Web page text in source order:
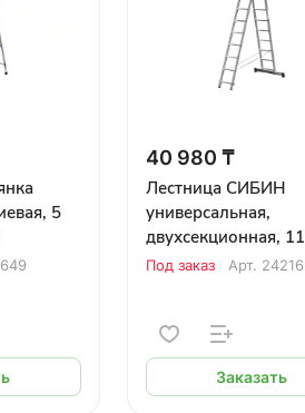
5
40 980 ₸
Лестница СИБИН
универсальная,
двухсекционная, 11
ступеней
Под заказ Арт. 24216
Заказать